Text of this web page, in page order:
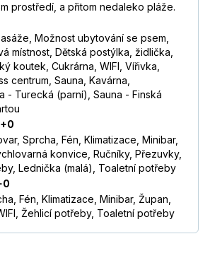
prostředí, a přitom nedaleko pláže.
Možnost ubytování se psem,
místnost, Dětská postýlka, židlička,
koutek, Cukrárna, WIFI, Vířivka,
centrum, Sauna, Kavárna,
- Turecká (parní), Sauna - Finská
Sprcha, Fén, Klimatizace, Minibar,
konvice, Ručníky, Přezuvky,
Lednička (malá), Toaletní potřeby
Fén, Klimatizace, Minibar, Župan,
Žehlicí potřeby, Toaletní potřeby